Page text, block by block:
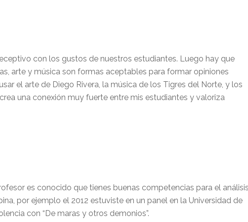
con los gustos de nuestros estudiantes. Luego hay que
arte y música son formas aceptables para formar opiniones
el arte de Diego Rivera, la música de los Tigres del Norte, y los
una conexión muy fuerte entre mis estudiantes y valoriza
es conocido que tienes buenas competencias para el
por ejemplo el 2012 estuviste en un panel en la Universidad de
con “De maras y otros demonios”.